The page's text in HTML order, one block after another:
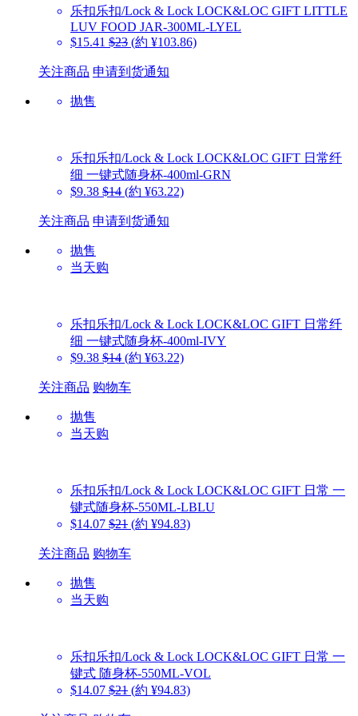
乐扣乐扣/Lock & Lock LOCK&LOC GIFT LITTLE
LUV FOOD JAR-300ML-LYEL
$15.41 $23 (約 ¥103.86)
关注商品 申请到货通知
抛售
乐扣乐扣/Lock & Lock LOCK&LOC GIFT 日常纤
细 一键式随身杯-400ml-GRN
$9.38 $14 (約 ¥63.22)
关注商品 申请到货通知
抛售
当天购
乐扣乐扣/Lock & Lock LOCK&LOC GIFT 日常纤
细 一键式随身杯-400ml-IVY
$9.38 $14 (約 ¥63.22)
关注商品 购物车
抛售
当天购
乐扣乐扣/Lock & Lock LOCK&LOC GIFT 日常 一
键式随身杯-550ML-LBLU
$14.07 $21 (約 ¥94.83)
关注商品 购物车
抛售
当天购
乐扣乐扣/Lock & Lock LOCK&LOC GIFT 日常 一
键式 随身杯-550ML-VOL
$14.07 $21 (約 ¥94.83)